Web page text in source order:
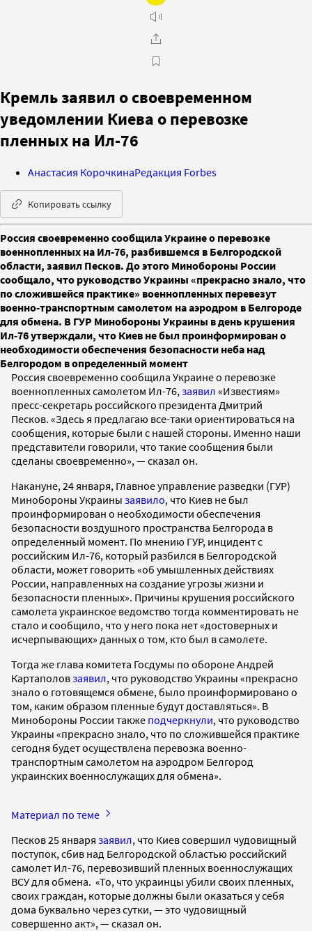
Кремль заявил о своевременном
уведомлении Киева о перевозке
пленных на Ил-76
Анастасия КорочкинаРедакция Forbes
Копировать ссылку
Россия своевременно сообщила Украине о перевозке
военнопленных на Ил-76, разбившемся в Белгородской
области, заявил Песков. До этого Минобороны России
сообщало, что руководство Украины «прекрасно знало, что
по сложившейся практике» военнопленных перевезут
военно-транспортным самолетом на аэродром в Белгороде
для обмена. В ГУР Минобороны Украины в день крушения
Ил-76 утверждали, что Киев не был проинформирован о
необходимости обеспечения безопасности неба над
Белгородом в определенный момент
Россия своевременно сообщила Украине о перевозке
военнопленных самолетом Ил-76, заявил «Известиям»
пресс-секретарь российского президента Дмитрий
Песков. «Здесь я предлагаю все-таки ориентироваться на
сообщения, которые были с нашей стороны. Именно наши
представители говорили, что такие сообщения были
сделаны своевременно», — сказал он.
Накануне, 24 января, Главное управление разведки (ГУР)
Минобороны Украины заявило, что Киев не был
проинформирован о необходимости обеспечения
безопасности воздушного пространства Белгорода в
определенный момент. По мнению ГУР, инцидент с
российским Ил-76, который разбился в Белгородской
области, может говорить «об умышленных действиях
России, направленных на создание угрозы жизни и
безопасности пленных». Причины крушения российского
самолета украинское ведомство тогда комментировать не
стало и сообщило, что у него пока нет «достоверных и
исчерпывающих» данных о том, кто был в самолете.
Тогда же глава комитета Госдумы по обороне Андрей
Картаполовзаявил, что руководство Украины «прекрасно
знало о готовящемся обмене, было проинформировано о
том, каким образом пленные будут доставляться». В
Минобороны России также подчеркнули, что руководство
Украины «прекрасно знало, что по сложившейся практике
сегодня будет осуществлена перевозка военно-
транспортным самолетом на аэродром Белгород
украинских военнослужащих для обмена».
Материал по теме
Песков 25 января заявил, что Киев совершил чудовищный
поступок, сбив над Белгородской областью российский
самолет Ил-76, перевозивший пленных военнослужащих
ВСУ для обмена. «То, что украинцы убили своих пленных,
своих граждан, которые должны были оказаться у себя
дома буквально через сутки, — это чудовищный
совершенно акт», — сказал он.